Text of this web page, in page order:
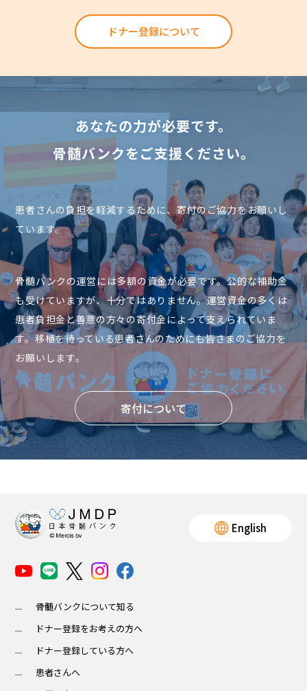
ドナー登録について
あなたの力が必要です。
骨髄バンクをご支援ください。
患者さんの負担を軽減するために、寄付のご協力をお願いし
ています。
骨髄バンクの運営には多額の資金が必要です。公的な補助金
も受けていますが、十分ではありません。運営資金の多くは
患者負担金と善意の方々の寄付金によって支えられていま
す。移植を待っている患者さんのためにも皆さまのご協力を
お願いします。
寄付について
English
骨髄バンクについて知る
ドナー登録をお考えの方へ
ドナー登録している方へ
患者さんへ